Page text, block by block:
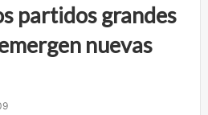
partidos grandes
nuevas